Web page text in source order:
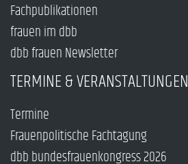
Fachpublikationen
frauen im dbb
dbb frauen Newsletter
TERMINE & VERANSTALTUNGEN
Termine
Frauenpolitische Fachtagung
dbb bundesfrauenkongress 2026